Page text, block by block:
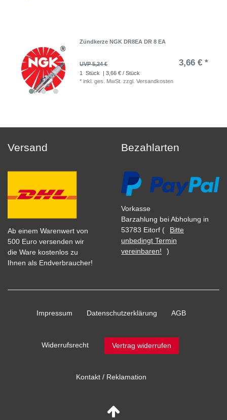
Zündkerze NGK DR8EA DR 8 EA
UVP 5,24 € 3,66 € *
1 Stück
| 3,66 € / Stück
*inkl. ges. MwSt. zzgl.Versandkosten
Versand
Ab einem Warenwert von
500 Euro versenden wir
die Ware kostenlos zu
Ihnen als Endverbraucher!
Bezahlarten
Vorkasse
Barzahlung bei Abholung in
53783 Eitorf (
Bitte
unbedingt Termin
vereinbaren!
)
Impressum Daten­schutz­erklärung AGB
Widerrufs­recht Vertrag widerrufen
Kontakt / Reklamation